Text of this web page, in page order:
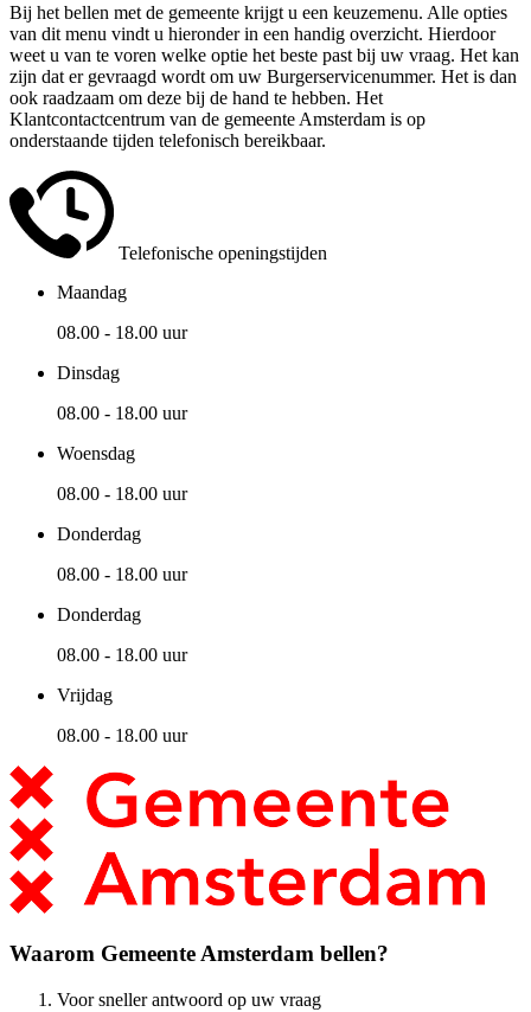
Bij het bellen met de gemeente krijgt u een keuzemenu. Alle opties
van dit menu vindt u hieronder in een handig overzicht. Hierdoor
weet u van te voren welke optie het beste past bij uw vraag. Het kan
zijn dat er gevraagd wordt om uw Burgerservicenummer. Het is dan
ook raadzaam om deze bij de hand te hebben. Het
Klantcontactcentrum van de gemeente Amsterdam is op
onderstaande tijden telefonisch bereikbaar.
Telefonische openingstijden
Maandag
08.00 - 18.00 uur
Dinsdag
08.00 - 18.00 uur
Woensdag
08.00 - 18.00 uur
Donderdag
08.00 - 18.00 uur
Donderdag
08.00 - 18.00 uur
Vrijdag
08.00 - 18.00 uur
Waarom Gemeente Amsterdam bellen?
Voor sneller antwoord op uw vraag